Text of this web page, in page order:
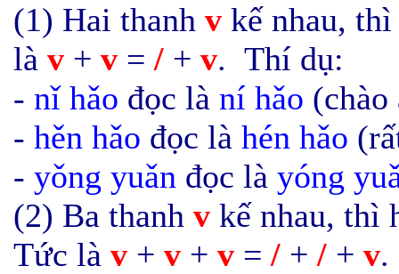
(1) Hai thanh v kế nhau,
là v + v = / + v. Thí dụ:
- nǐ hǎo đọc là ní hǎo
- hěn hǎo đọc là hén hǎo
- yǒng yuǎn đọc là yóng yu
(2) Ba thanh v kế nhau, thì
Tức là v + v + v = / + / + v